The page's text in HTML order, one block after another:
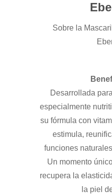
Sobre la
Desarrollada
especialmente
su fórmula con
estimula,
funciones
Un momento
recupera la
la piel